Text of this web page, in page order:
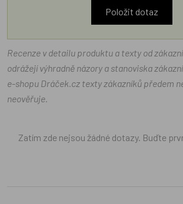
Položit dotaz
Recenze v detailu produktu a texty od
odrážejí výhradně názory a stanoviska
e-shopu Dráček.cz texty zákazníků předem
neověřuje.
Zatím zde nejsou žádné dotazy. Buďte